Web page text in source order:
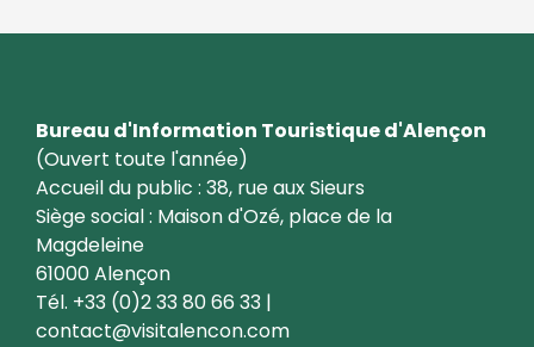
Bureau d'Information Touristique d'Alençon
(Ouvert toute l'année)
Accueil du public : 38, rue aux Sieurs
Siège social : Maison d'Ozé, place de la
Magdeleine
61000 Alençon
Tél. +33 (0)2 33 80 66 33 |
contact@visitalencon.com